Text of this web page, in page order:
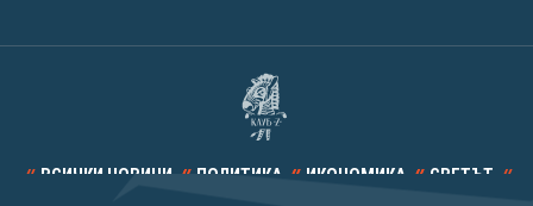
ВСИЧКИ НОВИНИ ПОЛИТИКА ИКОНОМИКА СВЕТЪТ